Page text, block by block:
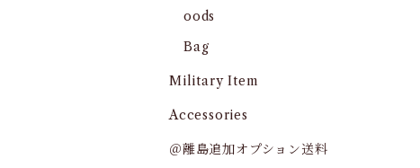
oods
Bag
Military Item
Accessories
＠離島追加オプション送料